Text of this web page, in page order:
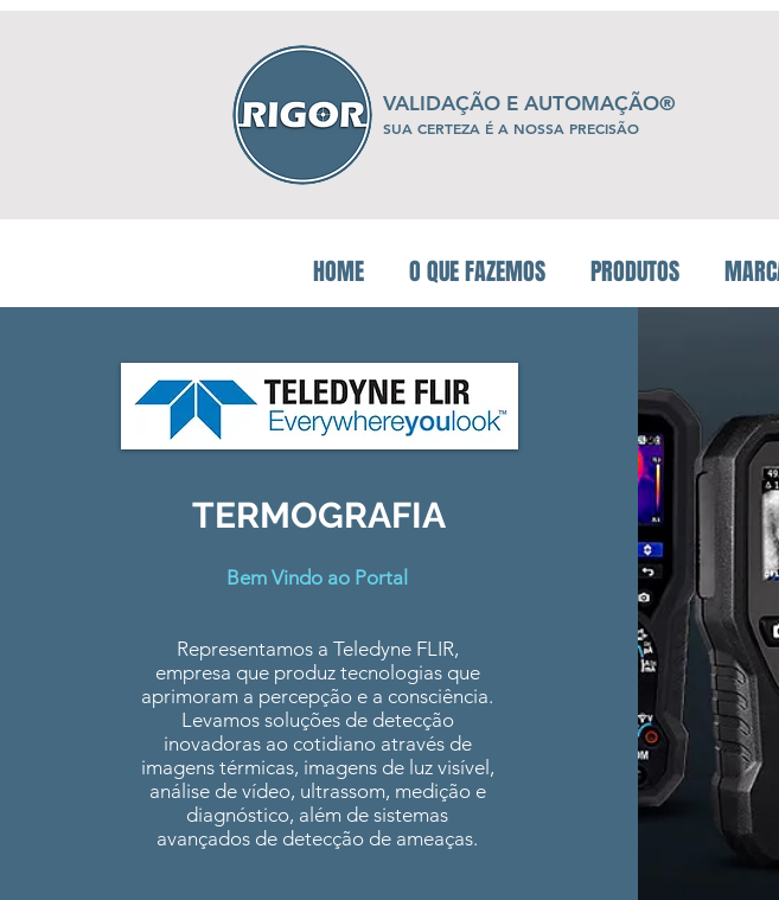
VALIDAÇÃO E AUTOMAÇÃO®
SUA CERTEZA É A NOSSA PRECISÃO
TERMOGRAFIA
Bem Vindo ao Portal
Representamos a Teledyne FLIR,
empresa que produz tecnologias que
aprimoram a percepção e a consciência.
Levamos soluções de detecção
inovadoras ao cotidiano através de
imagens térmicas, imagens de luz visível,
análise de vídeo, ultrassom, medição e
diagnóstico, além de sistemas
avançados de detecção de ameaças.
HOME O QUE FAZEMOS PRODUTOS